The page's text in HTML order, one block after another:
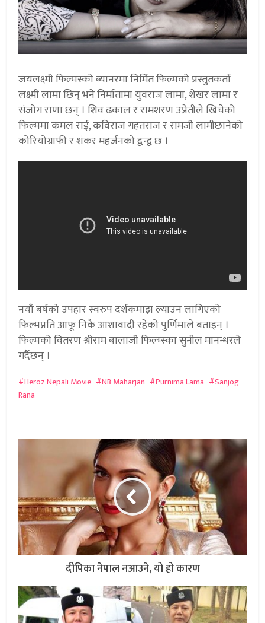
जयलक्ष्मी फिल्मस्को ब्यानरमा निर्मित फिल्मको प्रस्तुतकर्ता
लक्ष्मी लामा छिन् भने निर्मातामा युवराज लामा, शेखर लामा र
संजोग राणा छन् । शिव ढकाल र रामशरण उप्रेतीले खिचेको
फिल्ममा कमल राई, कविराज गहतराज र रामजी लामीछानेको
कोरियोग्राफी र शंकर महर्जनको द्वन्द्व छ ।
नयाँ बर्षको उपहार स्वरुप दर्शकमाझ ल्याउन लागिएको
फिल्मप्रति आफू निकै आशावादी रहेको पुर्णिमाले बताइन् ।
फिल्मको वितरण श्रीराम बालाजी फिल्म्स्का सुनील मानन्धरले
गर्दैछन् ।
Heroz Nepali Movie NB Maharjan Purnima Lama
Sanjog
Rana
दीपिका नेपाल नआउने, यो हो कारण